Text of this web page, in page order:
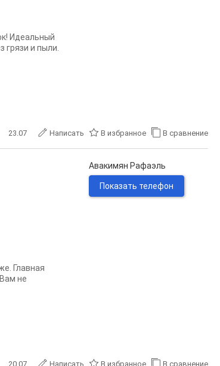
Идеальный
грязи и пыли.
23.07 Написать В избранное В сравнение
Главная
не
Авакимян Рафаэль
Показать телефон
20.07 Написать В избранное В сравнение